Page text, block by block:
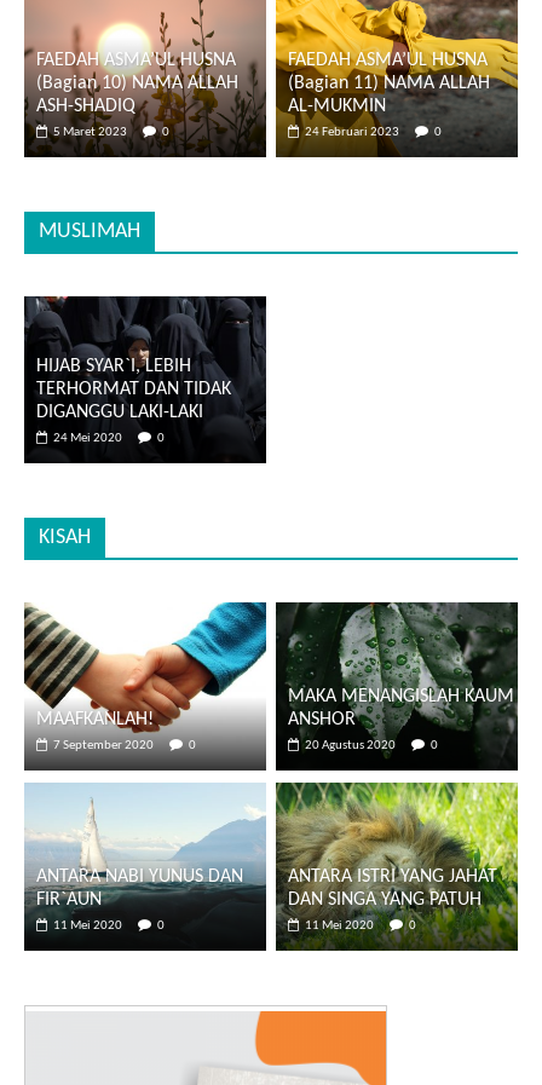
FAEDAH ASMA’UL HUSNA
(Bagian 10) NAMA ALLAH
ASH-SHADIQ
5 Maret 2023 0
FAEDAH ASMA’UL HUSNA
(Bagian 11) NAMA ALLAH
AL-MUKMIN
24 Februari 2023 0
MUSLIMAH
HIJAB SYAR`I, LEBIH
TERHORMAT DAN TIDAK
DIGANGGU LAKI-LAKI
24 Mei 2020 0
KISAH
MAAFKANLAH!
7 September 2020 0
MAKA MENANGISLAH KAUM
ANSHOR
20 Agustus 2020 0
ANTARA NABI YUNUS DAN
FIR`AUN
11 Mei 2020 0
ANTARA ISTRI YANG JAHAT
DAN SINGA YANG PATUH
11 Mei 2020 0